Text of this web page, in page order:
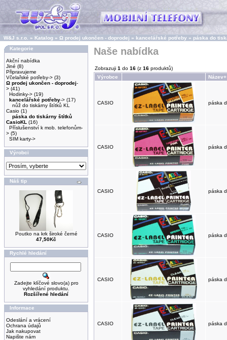
W&J s.r.o. » Katalog » Ω prodej ukončen - doprodej » kancelářské potřeby » páska do
Kategorie
Akční nabídka
Jiné (8)
Připravujeme
Včelařské potřeby-> (3)
Ω prodej ukončen - doprodej-
> (41)
Hodinky-> (19)
kancelářské potřeby-> (17)
nůž do tiskárny štítků KL
Casio (1)
páska do tiskárny štítků
CasioKL (16)
Příslušenství k mob. telefonům-
> (5)
SIM karty->
Výrobci
Náš tip
Poutko na krk široké černé
47,50Kč
Rychlé hledání
Zadejte klíčové slovo(a) pro
vyhledání produktu.
Rozšířené hledání
Informace
Odeslání a vrácení
Ochrana údajů
Jak nakupovat
Napište nám
Naše nabídka
Zobrazuji 1 do 16 (z 16 produktů)
Výrobce
Název+
CASIO páska
CASIO páska
CASIO páska
CASIO páska
CASIO páska
CASIO páska